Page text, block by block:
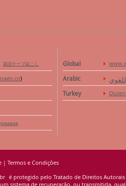
英語テープ起こし
)
Global
Arabic
Turkey
| Termos e Condições
é protegido pelo Tratado de Direitos
sistema de recuperação, ou transmitida,